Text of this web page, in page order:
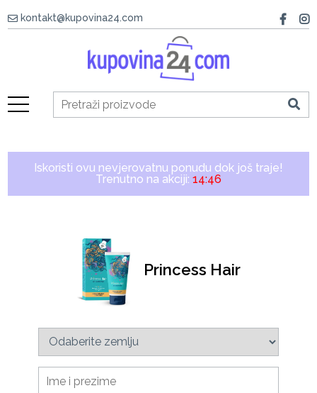
kontakt@kupovina24.com
Iskoristi ovu nevjerovatnu ponudu dok još traje!
Trenutno na akciji: 14:46
Princess Hair